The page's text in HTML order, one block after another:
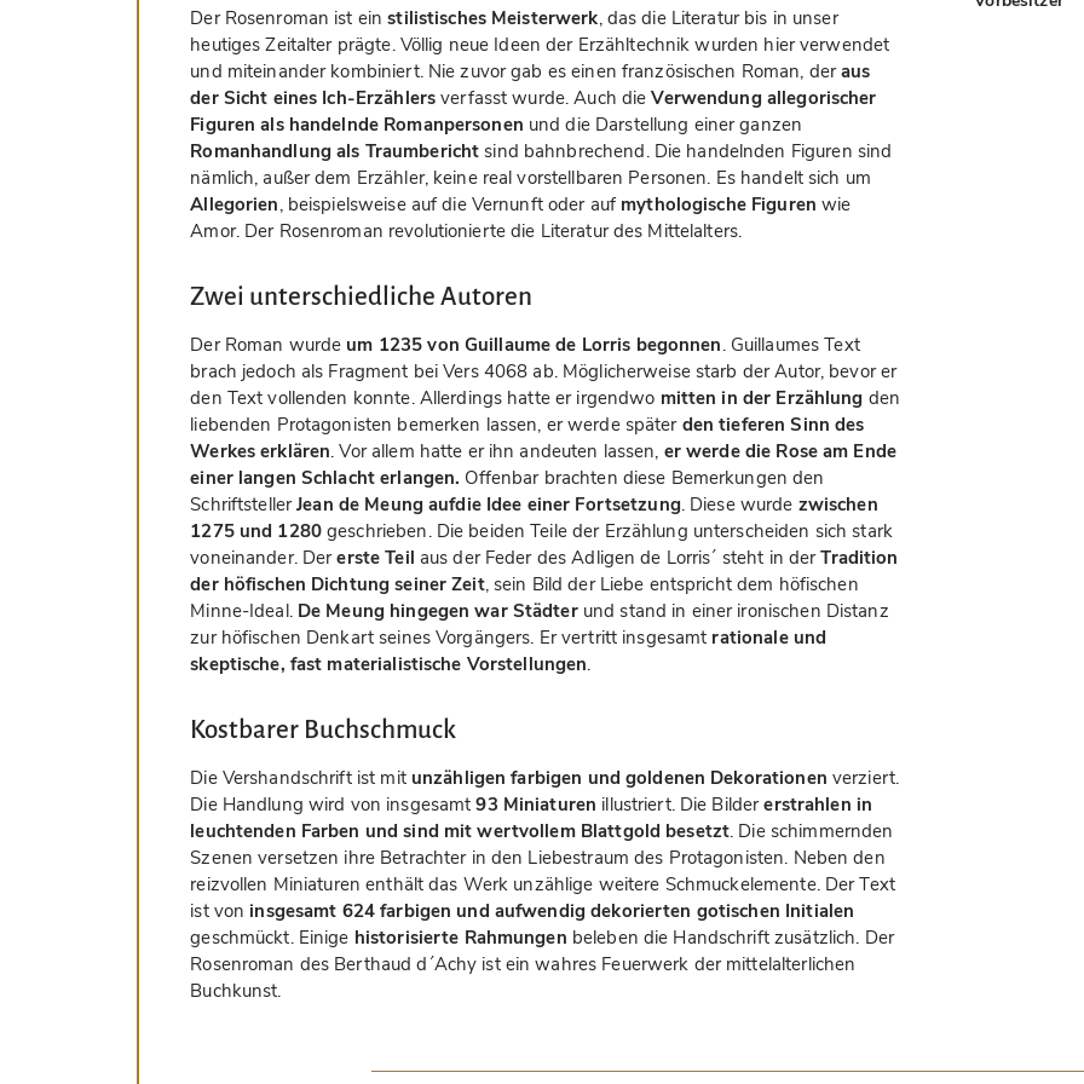
Der Rosenroman ist einstilistisches Meisterwerk, das die Literatur bis in unser
heutiges Zeitalter prägte. Völlig neue Ideen der Erzähltechnik wurden hier verwendet
und miteinander kombiniert. Nie zuvor gab es einen französischen Roman, deraus
der Sicht eines Ich-Erzählers verfasst wurde. Auch dieVerwendung allegorischer
Figuren als handelnde Romanpersonen und die Darstellung einer ganzen
Romanhandlung als Traumbericht sind bahnbrechend. Die handelnden Figuren sind
nämlich, außer dem Erzähler, keine real vorstellbaren Personen. Es handelt sich um
Allegorien, beispielsweise auf die Vernunft oder auf mythologische Figuren wie
Amor. Der Rosenroman revolutionierte die Literatur des Mittelalters.
Zwei unterschiedliche Autoren
Der Roman wurde um 1235 von Guillaume de Lorris begonnen. Guillaumes Text
brach jedoch als Fragment bei Vers 4068 ab. Möglicherweise starb der Autor, bevor er
den Text vollenden konnte. Allerdings hatte er irgendwo mitten in der Erzählung den
liebenden Protagonisten bemerken lassen, er werde später den tieferen Sinn des
Werkes erklären. Vor allem hatte er ihn andeuten lassen, er werde die Rose am Ende
einer langen Schlacht erlangen. Offenbar brachten diese Bemerkungen den
SchriftstellerJean de Meung aufdie Idee einer Fortsetzung. Diese wurde zwischen
1275 und 1280geschrieben. Die beiden Teile der Erzählung unterscheiden sich stark
voneinander. Dererste Teil aus der Feder des Adligen de Lorris´ steht in derTradition
der höfischen Dichtung seiner Zeit, sein Bild der Liebe entspricht dem höfischen
Minne-Ideal. De Meung hingegen war Städterund stand in einer ironischen Distanz
zur höfischen Denkart seines Vorgängers. Er vertritt insgesamt rationale und
skeptische, fast materialistische Vorstellungen.
Kostbarer Buchschmuck
Die Vershandschrift ist mit unzähligen farbigen und goldenen Dekorationen verziert.
Die Handlung wird von insgesamt93 Miniaturen illustriert. Die Bildererstrahlen in
leuchtenden Farben und sind mit wertvollem Blattgold besetzt. Die schimmernden
Szenen versetzen ihre Betrachter in den Liebestraum des Protagonisten. Neben den
reizvollen Miniaturen enthält das Werk unzählige weitere Schmuckelemente. Der Text
ist voninsgesamt 624 farbigen und aufwendig dekorierten gotischen Initialen
geschmückt. Einige historisierte Rahmungen beleben die Handschrift zusätzlich. Der
Rosenroman des Berthaud d´Achy ist ein wahres Feuerwerk der mittelalterlichen
Buchkunst.